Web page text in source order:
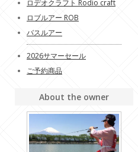
ロデオクラフト Rodio craft
ロブルアー ROB
バスルアー
2026サマーセール
ご予約商品
About the owner